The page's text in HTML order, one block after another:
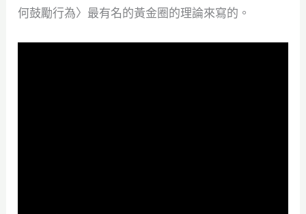
何鼓勵行為〉最有名的黃金圈的理論來寫的。